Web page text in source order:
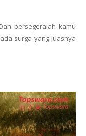
bersegeralah kamu
surga yang luasnya